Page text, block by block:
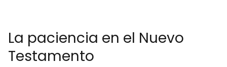
La paciencia en el Nuevo
Testamento